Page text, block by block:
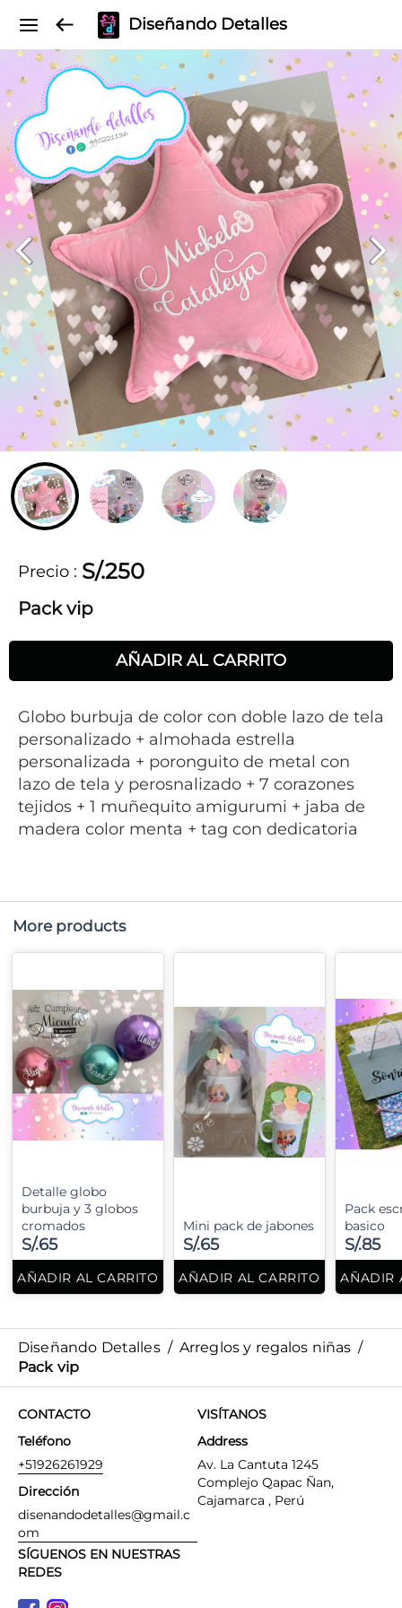
Diseñando Detalles
Precio : S/.250
Pack vip
AÑADIR AL CARRITO
Globo burbuja de color con doble lazo de tela
personalizado + almohada estrella
personalizada + poronguito de metal con
lazo de tela y perosnalizado + 7 corazones
tejidos + 1 muñequito amigurumi + jaba de
madera color menta + tag con dedicatoria
More products
Detalle globo
burbuja y 3 globos
cromados
S/.65
AÑADIR AL CARRITO
Mini pack de jabones
S/.65
AÑADIR AL CARRITO
Pack
basico
S/.85
AÑADIR
Diseñando Detalles / Arreglos y regalos niñas /
Pack vip
CONTACTO
Teléfono
+51926261929
Dirección
disenandodetalles@gmail.c
om
VISÍTANOS
Address
Av. La Cantuta 1245
Complejo Qapac Ñan,
Cajamarca , Perú
SÍGUENOS EN NUESTRAS
REDES